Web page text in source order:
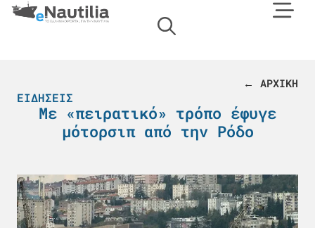
← ΑΡΧΙΚΗ
ΕΙΔΉΣΕΙΣ
Με «πειρατικό» τρόπο έφυγε
μότορσιπ από την Ρόδο